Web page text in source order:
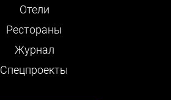
Отели
Рестораны
Журнал
Cпецпроекты